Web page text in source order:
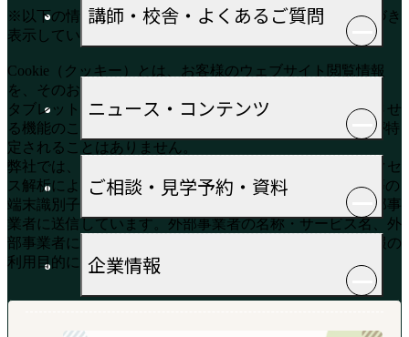
講師・校舎・よくあるご質問
ニュース・コンテンツ
ご相談・見学予約・資料
企業情報
※以下の情報は、総務省が定める「外部送信規律」に基づき
表示しています。
Cookie（クッキー）とは、お客様のウェブサイト閲覧情報
を、そのお客様のコンピューター（PCやスマートフォン、
タブレットなどインターネット接続可能な機器）に記憶させ
る機能のことです。Cookieを利用することにより、個人が特
定されることはありません。
弊社では、お客様のウェブ体験の向上や広告の配信、アクセ
ス解析による弊社ウェブサイトの改善のために、Cookie等の
端末識別子を利用してお客様に関する情報を収集し、外部事
業者に送信しています。外部事業者の名称・サービス名、外
部事業者に送信される利用者情報の内容、送信される情報の
利用目的については、以下より詳細をご確認ください。